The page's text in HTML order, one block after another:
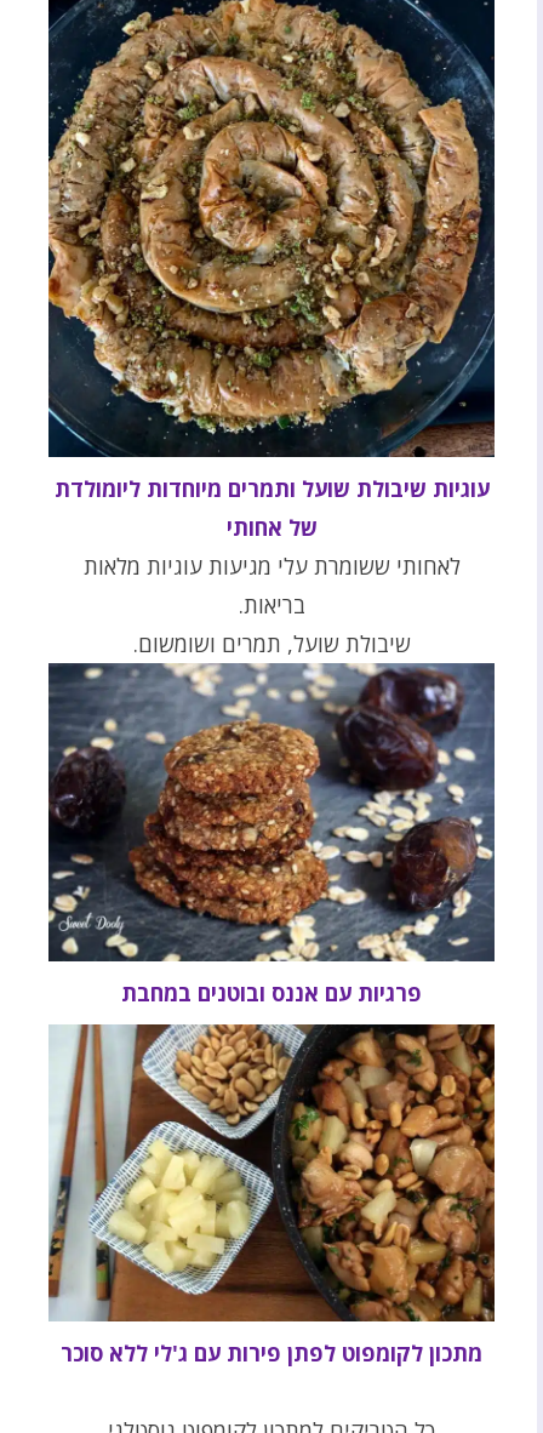
עוגיות שיבולת שועל ותמרים מיוחדות ליומולדת
של אחותי
לאחותי ששומרת עלי מגיעות עוגיות מלאות
בריאות.
שיבולת שועל, תמרים ושומשום.
פרגיות עם אננס ובוטנים במחבת
מתכון לקומפוט לפתן פירות עם ג'לי ללא סוכר